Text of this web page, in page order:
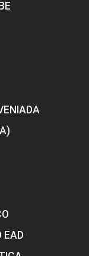
EAD